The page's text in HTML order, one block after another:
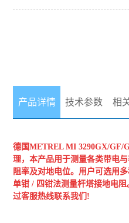
产品详情 技术参数 相
德国METREL MI 3290GX/GF/
理，本产品用于测量各类带电
阻率及对地电位。 用户可选用
单钳 / 四钳法测量杆塔接地电
过客服热线联系我们!